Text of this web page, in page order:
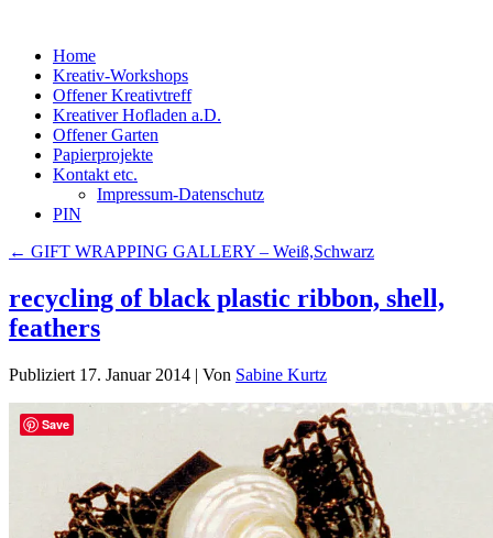
Home
Kreativ-Workshops
Offener Kreativtreff
Kreativer Hofladen a.D.
Offener Garten
Papierprojekte
Kontakt etc.
Impressum-Datenschutz
PIN
← GIFT WRAPPING GALLERY – Weiß,Schwarz
recycling of black plastic ribbon, shell,
feathers
Publiziert 17. Januar 2014 | Von Sabine Kurtz
Save